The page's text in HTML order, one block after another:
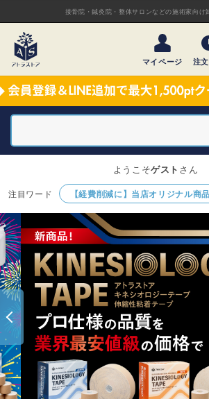
接骨院・鍼灸院・整体サロンなどの施術家向け
マイページ 注
【経費削減に】当店オリジナル商品
ようこそゲスト さん